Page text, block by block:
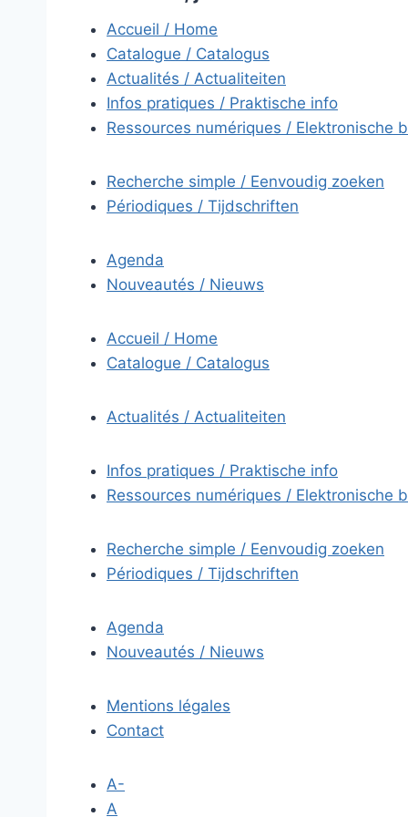
Accueil / Home
Catalogue / Catalogus
Actualités / Actualiteiten
Infos pratiques / Praktische info
Ressources numériques / Elektronische
Recherche simple / Eenvoudig zoeken
Périodiques / Tijdschriften
Agenda
Nouveautés / Nieuws
Accueil / Home
Catalogue / Catalogus
Actualités / Actualiteiten
Infos pratiques / Praktische info
Ressources numériques / Elektronische
Recherche simple / Eenvoudig zoeken
Périodiques / Tijdschriften
Agenda
Nouveautés / Nieuws
Mentions légales
Contact
A-
A